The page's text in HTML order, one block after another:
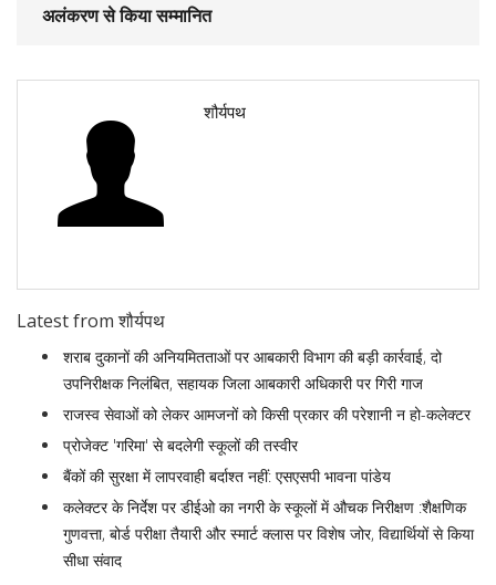
अलंकरण से किया सम्मानित
शौर्यपथ
Latest from शौर्यपथ
शराब दुकानों की अनियमितताओं पर आबकारी विभाग की बड़ी कार्रवाई, दो
उपनिरीक्षक निलंबित, सहायक जिला आबकारी अधिकारी पर गिरी गाज
राजस्व सेवाओं को लेकर आमजनों को किसी प्रकार की परेशानी न हो-कलेक्टर
प्रोजेक्ट 'गरिमा' से बदलेगी स्कूलों की तस्वीर
बैंकों की सुरक्षा में लापरवाही बर्दाश्त नहीं: एसएसपी भावना पांडेय
कलेक्टर के निर्देश पर डीईओ का नगरी के स्कूलों में औचक निरीक्षण :शैक्षणिक
गुणवत्ता, बोर्ड परीक्षा तैयारी और स्मार्ट क्लास पर विशेष जोर, विद्यार्थियों से किया
सीधा संवाद